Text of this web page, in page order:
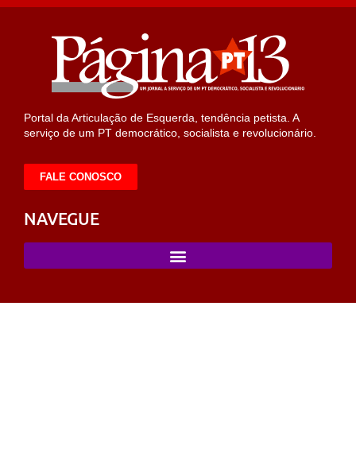
Portal da Articulação de Esquerda, tendência petista. A
serviço de um PT democrático, socialista e revolucionário.
FALE CONOSCO
NAVEGUE